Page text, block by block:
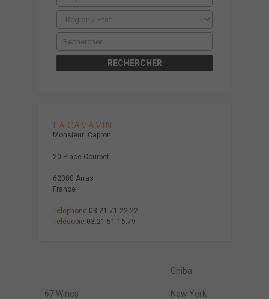
ACTUALITÉS
CONTACT
LA CAVAVIN
Monsieur Capron
20 Place Courbet
62000 Arras
France
Téléphone 03 21 71 22 22
Télécopie 03.21.51.16.79
Chiba
67 Wines New York